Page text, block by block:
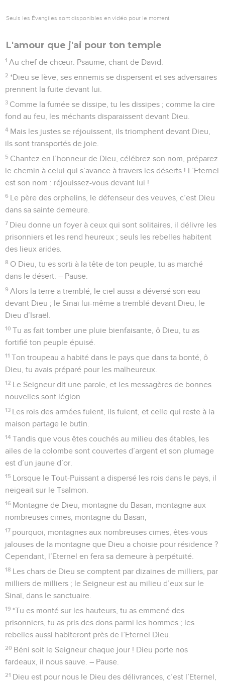
Seuls les Évangiles sont disponibles en vidéo pour le moment.
L'amour que j'ai pour ton temple
1 Au chef de chœur. Psaume, chant de David.
2 *Dieu se lève, ses ennemis se dispersent et ses adversaires
prennent la fuite devant lui.
3 Comme la fumée se dissipe, tu les dissipes ; comme la cire
fond au feu, les méchants disparaissent devant Dieu.
4 Mais les justes se réjouissent, ils triomphent devant Dieu,
ils sont transportés de joie.
5 Chantez en l’honneur de Dieu, célébrez son nom, préparez
le chemin à celui qui s’avance à travers les déserts ! L’Eternel
est son nom : réjouissez-vous devant lui !
6 Le père des orphelins, le défenseur des veuves, c’est Dieu
dans sa sainte demeure.
7 Dieu donne un foyer à ceux qui sont solitaires, il délivre les
prisonniers et les rend heureux ; seuls les rebelles habitent
des lieux arides.
8 O Dieu, tu es sorti à la tête de ton peuple, tu as marché
dans le désert. – Pause.
9 Alors la terre a tremblé, le ciel aussi a déversé son eau
devant Dieu ; le Sinaï lui-même a tremblé devant Dieu, le
Dieu d’Israël.
10 Tu as fait tomber une pluie bienfaisante, ô Dieu, tu as
fortifié ton peuple épuisé.
11 Ton troupeau a habité dans le pays que dans ta bonté, ô
Dieu, tu avais préparé pour les malheureux.
12 Le Seigneur dit une parole, et les messagères de bonnes
nouvelles sont légion.
13 Les rois des armées fuient, ils fuient, et celle qui reste à la
maison partage le butin.
14 Tandis que vous êtes couchés au milieu des étables, les
ailes de la colombe sont couvertes d’argent et son plumage
est d’un jaune d’or.
15 Lorsque le Tout-Puissant a dispersé les rois dans le pays, il
neigeait sur le Tsalmon.
16 Montagne de Dieu, montagne du Basan, montagne aux
nombreuses cimes, montagne du Basan,
17 pourquoi, montagnes aux nombreuses cimes, êtes-vous
jalouses de la montagne que Dieu a choisie pour résidence ?
Cependant, l’Eternel en fera sa demeure à perpétuité.
18 Les chars de Dieu se comptent par dizaines de milliers, par
milliers de milliers ; le Seigneur est au milieu d’eux sur le
Sinaï, dans le sanctuaire.
19 *Tu es monté sur les hauteurs, tu as emmené des
prisonniers, tu as pris des dons parmi les hommes ; les
rebelles aussi habiteront près de l’Eternel Dieu.
20 Béni soit le Seigneur chaque jour ! Dieu porte nos
fardeaux, il nous sauve. – Pause.
21 Dieu est pour nous le Dieu des délivrances, c’est l’Eternel,